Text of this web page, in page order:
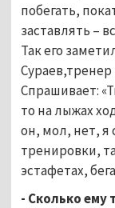
побегать,
заставлять –
Так его
Сураев,тренер
Спрашивает:
то на лыжах
он, мол, нет, я
тренировки,
эстафетах,
- Сколько ему